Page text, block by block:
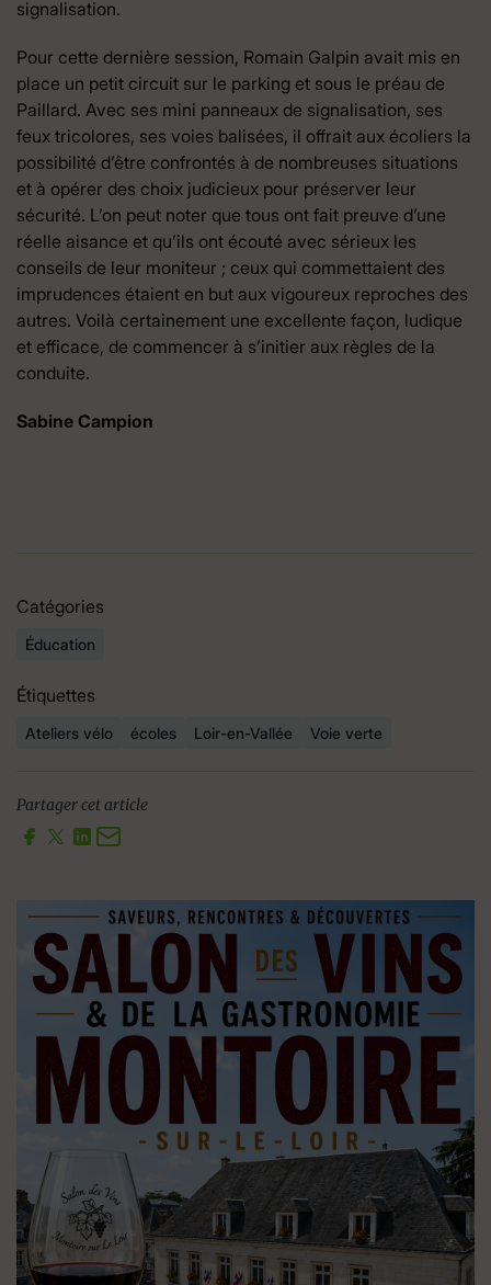
signalisation.
Pour cette dernière session, Romain Galpin avait mis en
place un petit circuit sur le parking et sous le préau de
Paillard. Avec ses mini panneaux de signalisation, ses
feux tricolores, ses voies balisées, il offrait aux écoliers la
possibilité d’être confrontés à de nombreuses situations
et à opérer des choix judicieux pour préserver leur
sécurité. L’on peut noter que tous ont fait preuve d’une
réelle aisance et qu’ils ont écouté avec sérieux les
conseils de leur moniteur ; ceux qui commettaient des
imprudences étaient en but aux vigoureux reproches des
autres. Voilà certainement une excellente façon, ludique
et efficace, de commencer à s’initier aux règles de la
conduite.
Sabine Campion
Catégories
Éducation
Étiquettes
Ateliers vélo écoles Loir-en-Vallée Voie verte
Partager cet article